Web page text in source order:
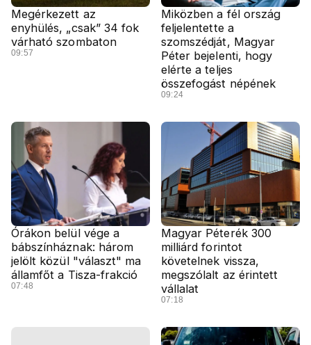
Megérkezett az
enyhülés, „csak” 34 fok
várható szombaton
09:57
Miközben a fél ország
feljelentette a
szomszédját, Magyar
Péter bejelenti, hogy
elérte a teljes
összefogást népének
09:24
Órákon belül vége a
bábszínháznak: három
jelölt közül "választ" ma
államfőt a Tisza-frakció
07:48
Magyar Péterék 300
milliárd forintot
követelnek vissza,
megszólalt az érintett
vállalat
07:18